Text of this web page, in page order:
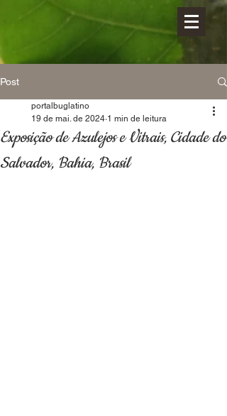
Post
Exposição de Azulejos e Vitrais, Cidade do
Salvador, Bahia, Brasil
portalbuglatino
19 de mai. de 2024 1 min de leitura